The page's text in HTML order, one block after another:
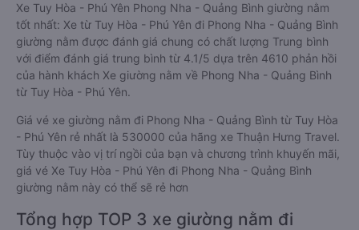
Xe Tuy Hòa - Phú Yên Phong Nha - Quảng Bình giường nằm
tốt nhất: Xe từ Tuy Hòa - Phú Yên đi Phong Nha - Quảng Bình
giường nằm được đánh giá chung có chất lượng Trung bình
với điểm đánh giá trung bình từ 4.1/5 dựa trên 4610 phản hồi
của hành khách Xe giường nằm về Phong Nha - Quảng Bình
từ Tuy Hòa - Phú Yên.
Giá vé xe giường nằm đi Phong Nha - Quảng Bình từ Tuy Hòa
- Phú Yên rẻ nhất là 530000 của hãng xe Thuận Hưng Travel.
Tùy thuộc vào vị trí ngồi của bạn và chương trình khuyến mãi,
giá vé Xe Tuy Hòa - Phú Yên đi Phong Nha - Quảng Bình
giường nằm này có thể sẽ rẻ hơn
Tổng hợp TOP 3 xe giường nằm đi